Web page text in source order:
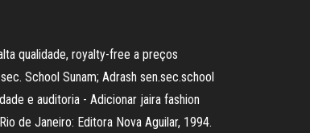
qualidade, royalty-free a preços
School Sunam; Adrash sen.sec.school
e auditoria - Adicionar jaira fashion
de Janeiro: Editora Nova Aguilar, 1994.